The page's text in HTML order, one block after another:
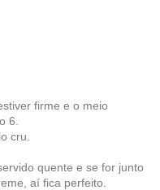
firme e o meio
6.
cru.
quente e se for junto
aí fica perfeito.